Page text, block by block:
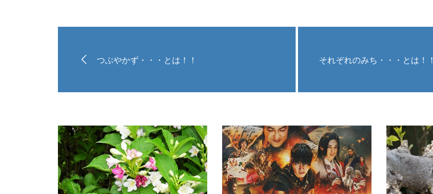
つぶやかず・・・とは！！ それぞれのみち・・・とは！！